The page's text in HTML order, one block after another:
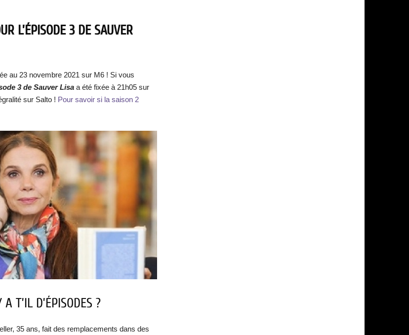
L’ÉPISODE 3 DE SAUVER
au 23 novembre 2021 sur M6 ! Si vous
3 de Sauver Lisa a été fixée à 21h05 sur
sur Salto ! Pour savoir si la saison 2
T’IL D’ÉPISODES ?
35 ans, fait des remplacements dans des